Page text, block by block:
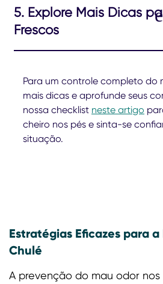
5. Explore Mais Dicas
Frescos
Para um controle completo do
mais dicas e aprofunde seus
nossa checklist neste artigo
cheiro nos pés e sinta-se
situação.
Estratégias Eficazes para
Chulé
A prevenção do mau odor